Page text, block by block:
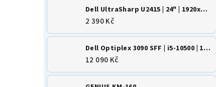
Dell UltraSharp U2415 | 24" | 1920x1200 | 16:10 | IPS
2 390 Kč
Dell Optiplex 3090 SFF | i5-10500 | 16GB | 500GB SSD | Win 11
12 090 Kč